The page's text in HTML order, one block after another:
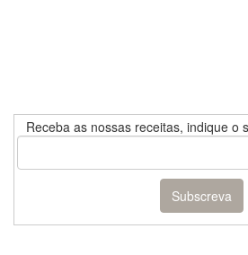
Receba as nossas receitas, indique o